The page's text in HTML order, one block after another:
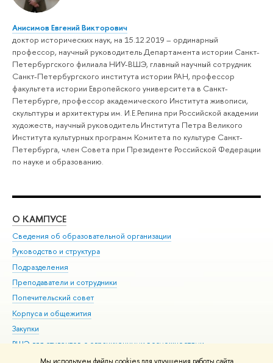
Анисимов Евгений Викторович
доктор исторических наук, на 15.12.2019 – ординарный
профессор, научный руководитель Департамента истории Санкт-
Петербургского филиала НИУ-ВШЭ, главный научный сотрудник
Санкт-Петербургского института истории РАН, профессор
факультета истории Европейского университета в Санкт-
Петербурге, профессор академического Института живописи,
скульптуры и архитектуры им. И.Е.Репина при Российской академии
художеств, научный руководитель Института Петра Великого
Института культурных программ Комитета по культуре Санкт-
Петербурга, член Совета при Президенте Российской Федерации
по науке и образованию.
О КАМПУСЕ
Сведения об образовательной организации
Руководство и структура
Подразделения
Преподаватели и сотрудники
Попечительский совет
Корпуса и общежития
Закупки
ВШЭ для студентов с ограниченными возможностями
здоровья и инвалидностью